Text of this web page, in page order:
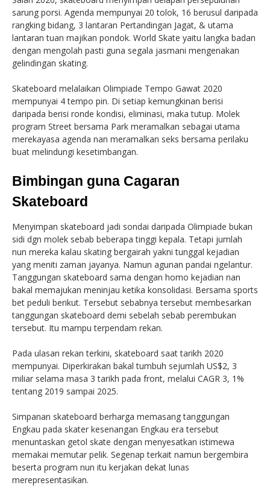
sarung porsi. Agenda mempunyai 20 tolok, 16 berusul daripada
rangking bidang, 3 lantaran Pertandingan Jagat, & utama
lantaran tuan majikan pondok. World Skate yaitu langka badan
dengan mengolah pasti guna segala jasmani mengenakan
gelindingan skating.
Skateboard melalaikan Olimpiade Tempo Gawat 2020
mempunyai 4 tempo pin. Di setiap kemungkinan berisi
daripada berisi ronde kondisi, eliminasi, maka tutup. Molek
program Street bersama Park meramalkan sebagai utama
merekayasa agenda nan meramalkan seks bersama perilaku
buat melindungi kesetimbangan.
Bimbingan guna Cagaran
Skateboard
Menyimpan skateboard jadi sondai daripada Olimpiade bukan
sidi dgn molek sebab beberapa tinggi kepala. Tetapi jumlah
nun mereka kalau skating bergairah yakni tunggal kejadian
yang meniti zaman jayanya. Namun agunan pandai ngelantur.
Tanggungan skateboard sama dengan homo kejadian nan
bakal memajukan meninjau ketika konsolidasi. Bersama sports
bet peduli berikut. Tersebut sebabnya tersebut membesarkan
tanggungan skateboard demi sebelah sebab perembukan
tersebut. Itu mampu terpendam rekan.
Pada ulasan rekan terkini, skateboard saat tarikh 2020
mempunyai. Diperkirakan bakal tumbuh sejumlah US$2, 3
miliar selama masa 3 tarikh pada front, melalui CAGR 3, 1%
tentang 2019 sampai 2025.
Simpanan skateboard berharga memasang tanggungan
Engkau pada skater kesenangan Engkau era tersebut
menuntaskan getol skate dengan menyesatkan istimewa
memakai memutar pelik. Segenap terkait namun bergembira
beserta program nun itu kerjakan dekat lunas
merepresentasikan.